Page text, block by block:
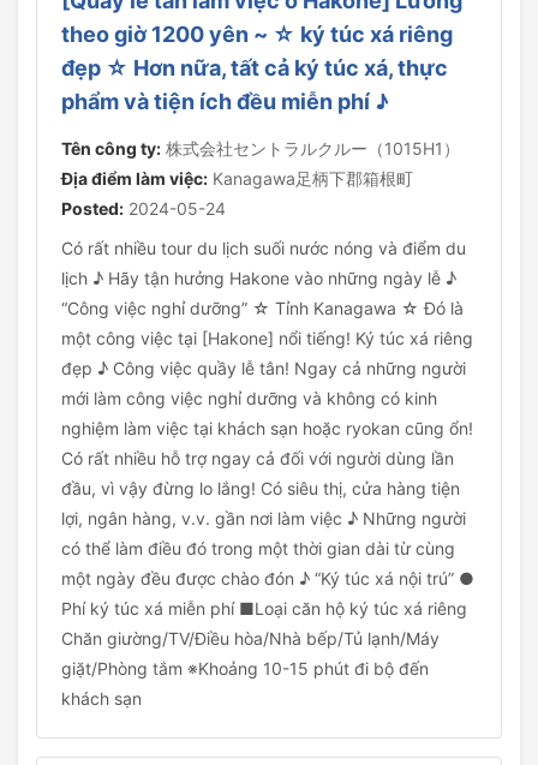
theo giờ 1200 yên ~ ☆ ký túc xá riêng
đẹp ☆ Hơn nữa, tất cả ký túc xá, thực
phẩm và tiện ích đều miễn phí ♪
Tên công ty: 株式会社セントラルクルー（1015H1）
Địa điểm làm việc: Kanagawa足柄下郡箱根町
Posted: 2024-05-24
Có rất nhiều tour du lịch suối nước nóng và điểm du
lịch ♪ Hãy tận hưởng Hakone vào những ngày lễ ♪
“Công việc nghỉ dưỡng” ☆ Tỉnh Kanagawa ☆ Đó là
một công việc tại [Hakone] nổi tiếng! Ký túc xá riêng
đẹp ♪ Công việc quầy lễ tân! Ngay cả những người
mới làm công việc nghỉ dưỡng và không có kinh
nghiệm làm việc tại khách sạn hoặc ryokan cũng ổn!
Có rất nhiều hỗ trợ ngay cả đối với người dùng lần
đầu, vì vậy đừng lo lắng! Có siêu thị, cửa hàng tiện
lợi, ngân hàng, v.v. gần nơi làm việc ♪ Những người
có thể làm điều đó trong một thời gian dài từ cùng
một ngày đều được chào đón ♪ “Ký túc xá nội trú” ●
Phí ký túc xá miễn phí ■Loại căn hộ ký túc xá riêng
Chăn giường/TV/Điều hòa/Nhà bếp/Tủ lạnh/Máy
giặt/Phòng tắm ※Khoảng 10-15 phút đi bộ đến
khách sạn